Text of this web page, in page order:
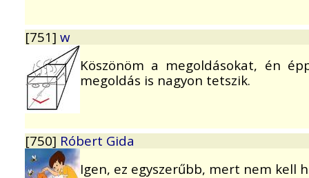
[751] w
Köszönöm a megoldásokat, én
megoldás is nagyon tetszik.
[750] Róbert Gida
Igen, ez egyszerűbb, mert nem kell